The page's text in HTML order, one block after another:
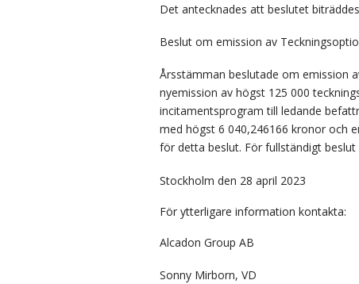
Det antecknades att beslutet
Beslut om emission av
Årsstämman beslutade om emission
nyemission av högst 125 000
incitamentsprogram till ledande
med högst 6 040,246166 kronor och
för detta beslut. För fullständigt
Stockholm den 28 april 2023
För ytterligare information kontakta:
Alcadon Group AB
Sonny Mirborn, VD